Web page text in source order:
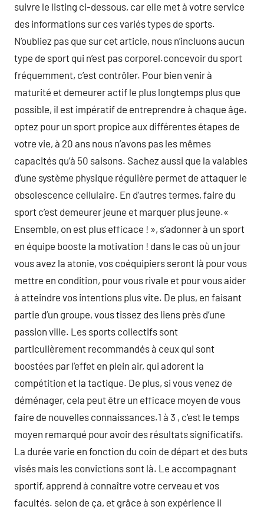
suivre le listing ci-dessous, car elle met à votre service
des informations sur ces variés types de sports.
N’oubliez pas que sur cet article, nous n’incluons aucun
type de sport qui n’est pas corporel.concevoir du sport
fréquemment, c’est contrôler. Pour bien venir à
maturité et demeurer actif le plus longtemps plus que
possible, il est impératif de entreprendre à chaque âge.
optez pour un sport propice aux différentes étapes de
votre vie, à 20 ans nous n’avons pas les mêmes
capacités qu’à 50 saisons. Sachez aussi que la valables
d’une système physique régulière permet de attaquer le
obsolescence cellulaire. En d’autres termes, faire du
sport c’est demeurer jeune et marquer plus jeune.«
Ensemble, on est plus efficace ! », s’adonner à un sport
en équipe booste la motivation ! dans le cas où un jour
vous avez la atonie, vos coéquipiers seront là pour vous
mettre en condition, pour vous rivale et pour vous aider
à atteindre vos intentions plus vite. De plus, en faisant
partie d’un groupe, vous tissez des liens près d’une
passion ville. Les sports collectifs sont
particulièrement recommandés à ceux qui sont
boostées par l’effet en plein air, qui adorent la
compétition et la tactique. De plus, si vous venez de
déménager, cela peut être un efficace moyen de vous
faire de nouvelles connaissances.1 à 3 , c’est le temps
moyen remarqué pour avoir des résultats significatifs.
La durée varie en fonction du coin de départ et des buts
visés mais les convictions sont là. Le accompagnant
sportif, apprend à connaître votre cerveau et vos
facultés. selon de ça, et grâce à son expérience il